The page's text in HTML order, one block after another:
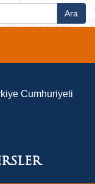
Cumhuriyeti